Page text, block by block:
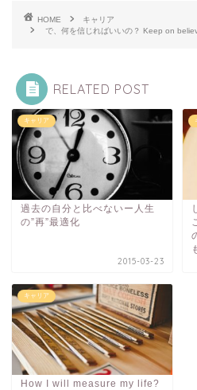
HOME
キャリア
で、何を信じればいいの？ Keep on
RELATED POST
キャリア
過去の自分と比べないー人生
の”再”最適化
2015-03-23
キャリア
How I will measure my life?